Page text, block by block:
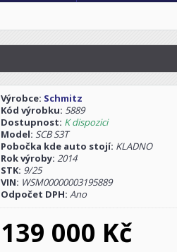
Výrobce: Schmitz
Kód výrobku: 5889
Dostupnost: K dispozici
Model: SCB S3T
Pobočka kde auto stojí: KLADNO
Rok výroby: 2014
STK: 9/25
VIN: WSM00000003195889
Odpočet DPH: Ano
139 000 Kč